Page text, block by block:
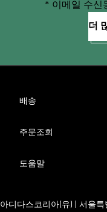
* 이메일 수신
더
배송
주문조회
도움말
아디다스코리아(유) | 서울